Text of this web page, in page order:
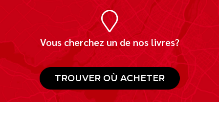
Vous cherchez un de nos livres?
TROUVER OÙ ACHETER